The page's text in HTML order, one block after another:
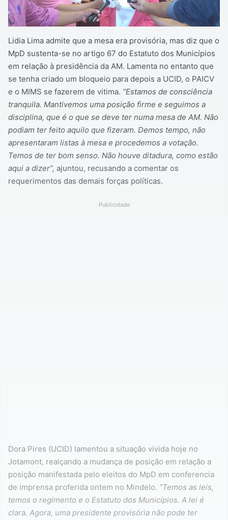
Lidia Lima admite que a mesa era provisória, mas diz que o
MpD sustenta-se no artigo 67 do Estatuto dos Municípios
em relação à presidência da AM. Lamenta no entanto que
se tenha criado um bloqueio para depois a UCID, o PAICV
e o MIMS se fazerem de vitima. “Estamos de consciência
tranquila. Mantivemos uma posição firme e seguimos a
disciplina, que é o que se deve ter numa mesa de AM. Não
podiam ter feito aquilo que fizeram. Demos tempo, não
apresentaram listas à mesa e procedemos a votação.
Temos de ter bom senso. Não houve ditadura, como estão
aqui a dizer”, ajuntou, recusando a comentar os
requerimentos das demais forças políticas.
Publicidade
Dora Pires (UCID) lamentou a situação vivida hoje no
Jotamont, realçando a mudança de posição em relação a
posição manifestada pelo eleitos do MpD em conferencia
de imprensa proferida ontem no Mindelo. “Temos as leis,
temos o regimento e o Estatuto dos Municípios. A lei é
clara. Agora, uma presidente provisória não pode ter